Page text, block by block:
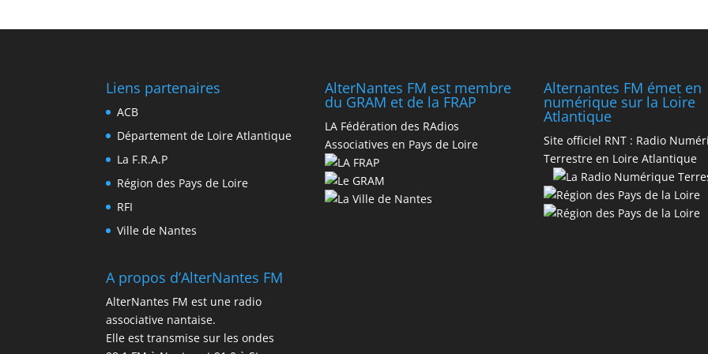
Liens partenaires
ACB
Département de Loire Atlantique
La F.R.A.P
Région des Pays de Loire
RFI
Ville de Nantes
A propos d’AlterNantes FM
AlterNantes FM est une radio
associative nantaise.
Elle est transmise sur les ondes
AlterNantes FM est membre
du GRAM et de la FRAP
LA Fédération des RAdios
Associatives en Pays de Loire
Alternantes FM émet en
numérique sur la Loire
Atlantique
Site officiel RNT : Radio
Terrestre en Loire Atlantique